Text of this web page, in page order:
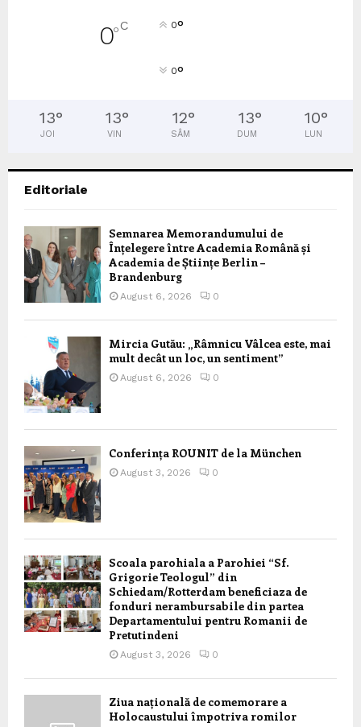
0°C 0°
0°
13°
JOI
13°
VIN
12°
SÂM
13°
DUM
10°
LUN
Editoriale
Semnarea Memorandumului de
Înțelegere între Academia Română și
Academia de Științe Berlin –
Brandenburg
August 6, 2026 0
Mircia Gutău: „Râmnicu Vâlcea este, mai
mult decât un loc, un sentiment”
August 6, 2026 0
Conferința ROUNIT de la München
August 3, 2026 0
Scoala parohiala a Parohiei “Sf.
Grigorie Teologul” din
Schiedam/Rotterdam beneficiaza de
fonduri nerambursabile din partea
Departamentului pentru Romanii de
Pretutindeni
August 3, 2026 0
Ziua națională de comemorare a
Holocaustului împotriva romilor